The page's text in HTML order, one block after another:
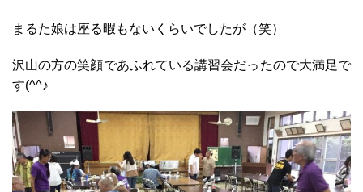
まるた娘は座る暇もないくらいでしたが（笑）
沢山の方の笑顔であふれている講習会だったので大満足で
す(^^♪